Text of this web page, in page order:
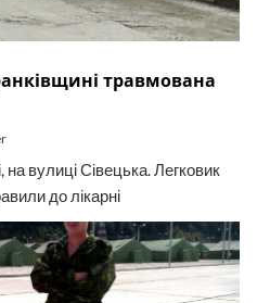
травмована
вулиці Сівецька. Легковик
до лікарні